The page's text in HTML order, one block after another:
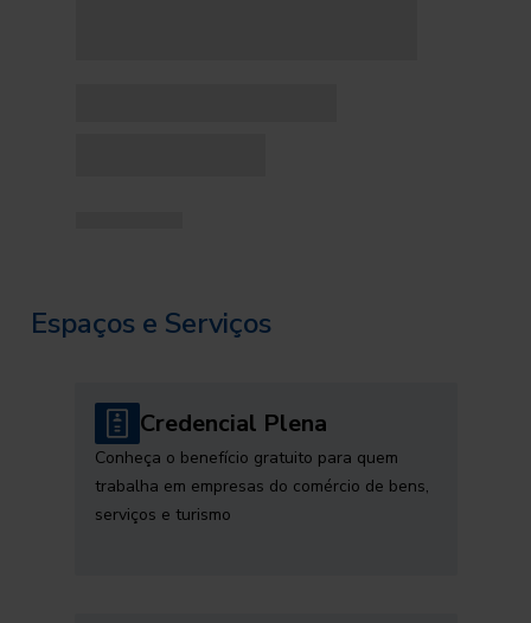
Espaços e Serviços
Credencial Plena
Conheça o benefício gratuito para quem
trabalha em empresas do comércio de bens,
serviços e turismo